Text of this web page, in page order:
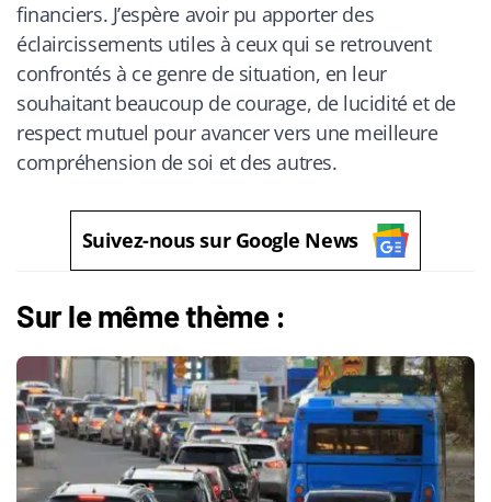
financiers. J’espère avoir pu apporter des
éclaircissements utiles à ceux qui se retrouvent
confrontés à ce genre de situation, en leur
souhaitant beaucoup de courage, de lucidité et de
respect mutuel pour avancer vers une meilleure
compréhension de soi et des autres.
Suivez-nous sur Google News
Sur le même thème :